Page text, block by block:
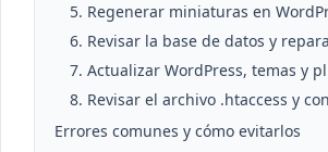
5. Regenerar miniaturas en
6. Revisar la base de datos y
7. Actualizar WordPress, temas y
8. Revisar el archivo .htaccess y
Errores comunes y cómo evitarlos